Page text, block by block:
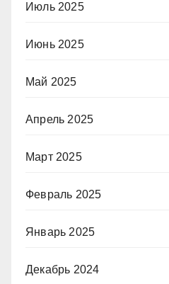
Июль 2025
Июнь 2025
Май 2025
Апрель 2025
Март 2025
Февраль 2025
Январь 2025
Декабрь 2024